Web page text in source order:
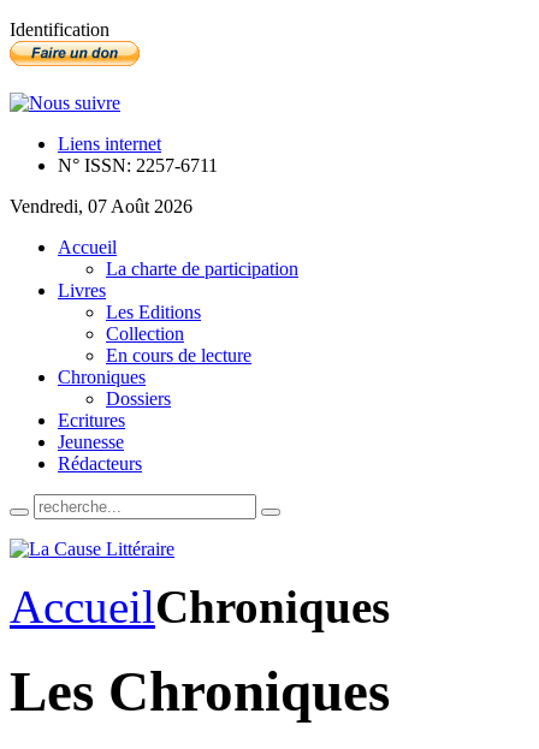
Identification
Liens internet
N° ISSN: 2257-6711
Vendredi, 07 Août 2026
Accueil
La charte de participation
Livres
Les Editions
Collection
En cours de lecture
Chroniques
Dossiers
Ecritures
Jeunesse
Rédacteurs
AccueilChroniques
Les Chroniques